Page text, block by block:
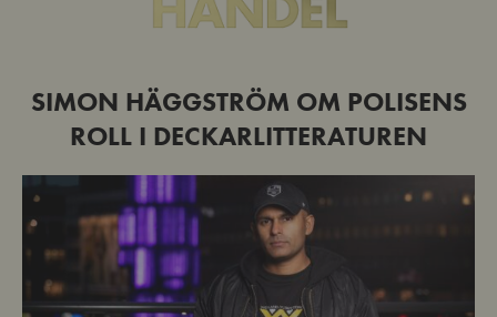
SIMON HÄGGSTRÖM OM POLISENS
ROLL I DECKARLITTERATUREN